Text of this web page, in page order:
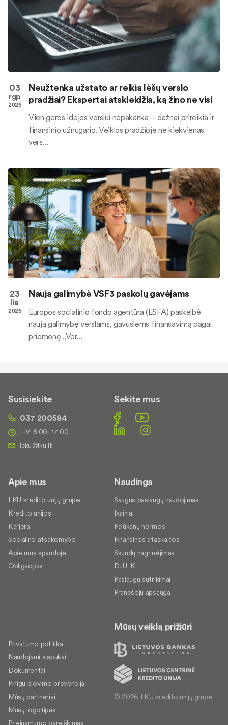
03
rgp
2026
Neužtenka užstato ar reikia lėšų verslo
pradžiai? Ekspertai atskleidžia, ką žino ne visi
Vien geros idėjos verslui nepakanka – dažnai prireikia ir
finansinio užnugario. Veiklos pradžioje ne kiekvienas
vers...
23
lie
2026
Nauja galimybė VSF3 paskolų gavėjams
Europos socialinio fondo agentūra (ESFA) paskelbė
naują galimybę verslams, gavusiems finansavimą pagal
priemonę „Ver...
Susisiekite
037 200584
I–V: 8:00–17:00
Sekite mus
Apie mus
LKU kredito unijų grupė
Kredito unijos
Karjera
Socialinė atsakomybė
Apie mus spaudoje
Obligacijos
Naudinga
Saugus paslaugų naudojimas
Įkainiai
Palūkanų normos
Finansinės ataskaitos
Skundų nagrinėjimas
D. U. K.
Paslaugų sutrikimai
Pranešėjų apsauga
Privatumo politika
Naudojami slapukai
Dokumentai
Pinigų plovimo prevencija
Mūsų partneriai
Mūsų logotipas
Prieinamumo pareiškimas
Mūsų veiklą prižiūri
© 2026 LKU kredito unijų grupė